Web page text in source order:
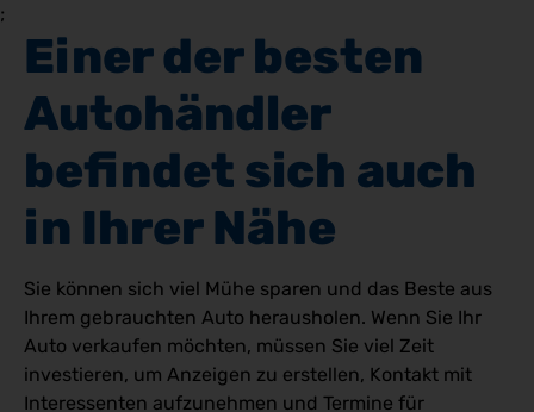
;
Einer der besten
Autohändler
befindet sich auch
in Ihrer Nähe
Sie können sich viel Mühe sparen und das Beste aus
Ihrem gebrauchten Auto herausholen. Wenn Sie Ihr
Auto verkaufen möchten, müssen Sie viel Zeit
investieren, um Anzeigen zu erstellen, Kontakt mit
Interessenten aufzunehmen und Termine für